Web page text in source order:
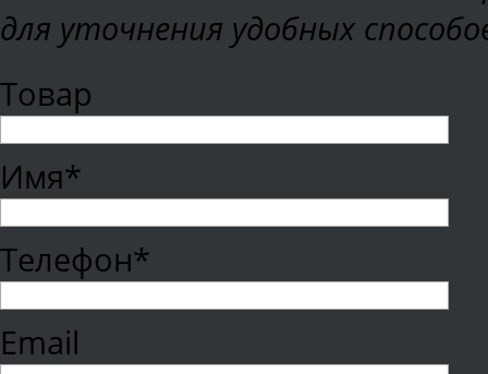
для уточнения удобных
Товар
Имя*
Телефон*
Email